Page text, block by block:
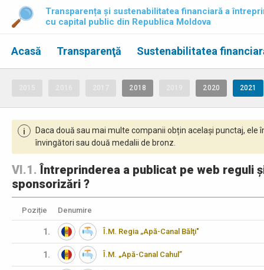
Transparența și sustenabilitatea financiară a
cu capital public din Republica Moldova
Acasă Transparenţă Sustenabilitatea
2018 2020 2021
i
Daca două sau mai multe companii obțin același punctaj,
învingători sau două medalii de bronz.
VI.1.Întreprinderea a publicat pe web reguli
sponsorizări ?
Poziție Denumire
1. Î.M. Regia „Apă-Canal Bălţi"
1. Î.M. „Apă-Canal Cahul”